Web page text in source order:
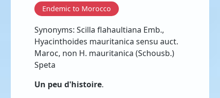
Endemic to Morocco
Synonyms: Scilla flahaultiana Emb.,
Hyacinthoides mauritanica sensu auct.
Maroc, non H. mauritanica (Schousb.)
Speta
Un peu d'histoire.